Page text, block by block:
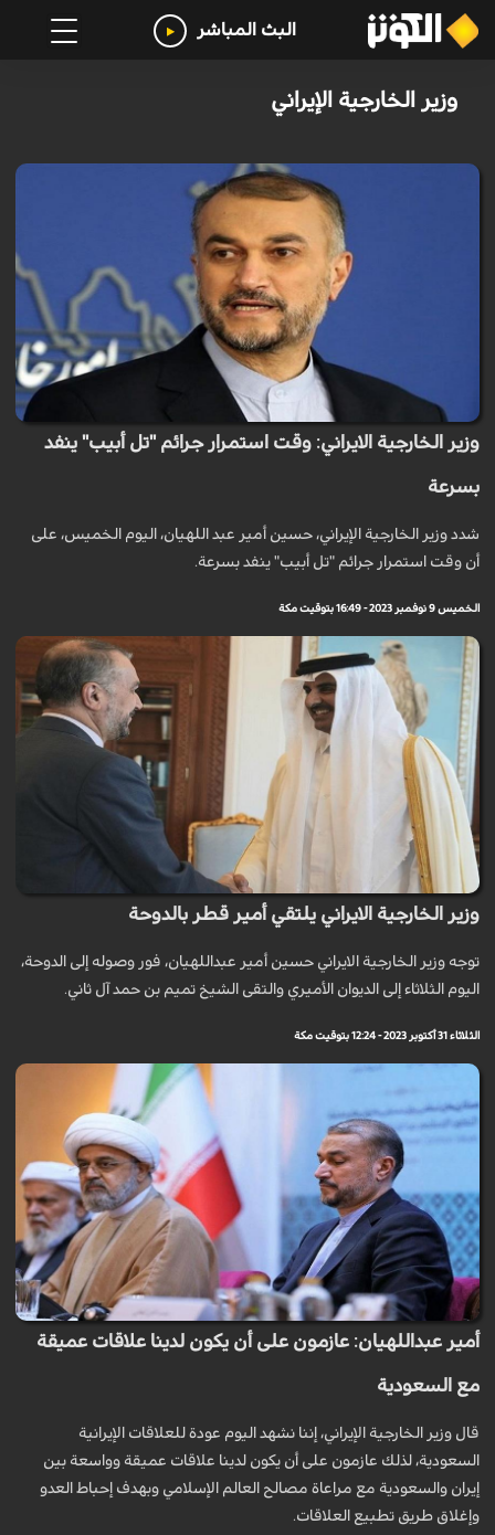
البث المباشر
وزير الخارجية الإيراني
وزير الخارجية الايراني: وقت استمرار جرائم "تل أبيب" ينفد
بسرعة
شدد وزير الخارجية الإيراني، حسين أمير عبد اللهيان، اليوم الخميس، على
أن وقت استمرار جرائم "تل أبيب" ينفد بسرعة.
الخميس 9 نوفمبر 2023 - 16:49 بتوقيت مكة
وزير الخارجية الايراني يلتقي أمير قطر بالدوحة
توجه وزير الخارجية الايراني حسين أمير عبداللهيان، فور وصوله إلى الدوحة،
اليوم الثلاثاء إلى الديوان الأميري والتقى الشيخ تميم بن حمد آل ثاني.
الثلاثاء 31 أكتوبر 2023 - 12:24 بتوقيت مكة
أمير عبداللهيان: عازمون على أن يكون لدينا علاقات عميقة
مع السعودية
قال وزير الخارجية الإيراني، إننا نشهد اليوم عودة للعلاقات الإيرانية
السعودية، لذلك عازمون على أن يكون لدينا علاقات عميقة وواسعة بين
إيران والسعودية مع مراعاة مصالح العالم الإسلامي وبهدف إحباط العدو
وإغلاق طريق تطبيع العلاقات.